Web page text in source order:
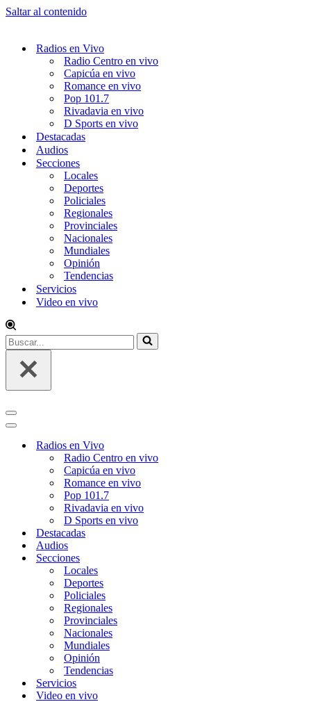
Saltar al contenido
Radios en Vivo
Radio Centro en vivo
Capicúa en vivo
Romance en vivo
Pop 101.7
Rivadavia en vivo
D Sports en vivo
Destacadas
Audios
Secciones
Locales
Deportes
Policiales
Regionales
Provinciales
Nacionales
Mundiales
Opinión
Tendencias
Servicios
Video en vivo
Buscar...
Menú
de
Menú
navegaciónRadios en Vivo
Radio Centro en vivo
Capicúa en vivo
Romance en vivo
Pop 101.7
Rivadavia en vivo
D Sports en vivo
Destacadas
Audios
Secciones
Locales
Deportes
Policiales
Regionales
Provinciales
Nacionales
Mundiales
Opinión
Tendencias
Servicios
Video en vivo